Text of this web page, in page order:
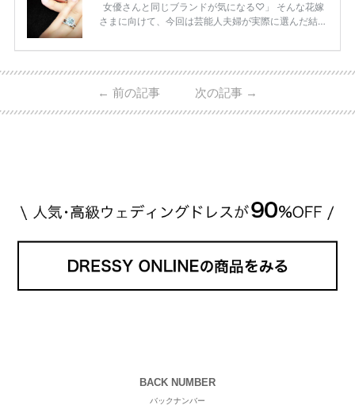
女優さんと同じブランドが気になる♡」 そんな花嫁
さまに向けて、今回は芸能人夫婦が実際に選んだ結婚
ーウィンストンやカルティエ、ティファニーなど世界
日本で人気のブランドまで幅広くご紹介。 さらに、
・愛用している芸能人夫婦 ・リングの特徴や魅力 ・
← 前の記事 次の記事 →
BACK NUMBER
バックナンバー